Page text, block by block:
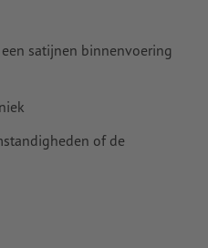
satijnen binnenvoering
of de